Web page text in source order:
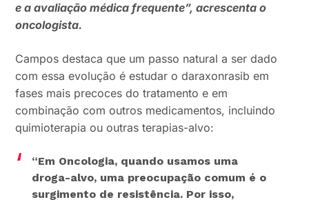
e a avaliação médica frequente”, acrescenta o
oncologista.
Campos destaca que um passo natural a ser dado
com essa evolução é estudar o daraxonrasib em
fases mais precoces do tratamento e em
combinação com outros medicamentos, incluindo
quimioterapia ou outras terapias-alvo:
“Em Oncologia, quando usamos uma
droga-alvo, uma preocupação comum é o
surgimento de resistência. Por isso,